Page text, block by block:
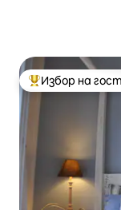
Най-популярен
Избор на